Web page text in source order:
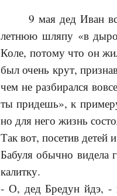
9 мая дед Иван
летнюю шляпу «в
Коле, потому что он
был очень крут,
чем не разбирался
ты придешь», к
но для него жизнь
Так вот, посетив детей
Бабуля обычно видела
калитку.
- О, дед Бредун йдэ, -